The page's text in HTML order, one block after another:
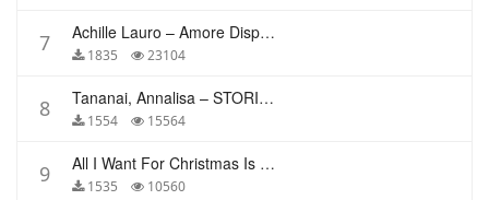
7 Achille Lauro – Amore Disperato
1835 23104
8 Tananai, Annalisa – STORIE BREVI
1554 15564
9 All I Want For Christmas Is You – Mariah Carey
1535 10560